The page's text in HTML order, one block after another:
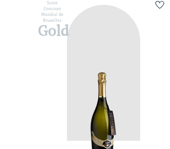
Score
Concours
Mondial de
Bruxelles
Gold